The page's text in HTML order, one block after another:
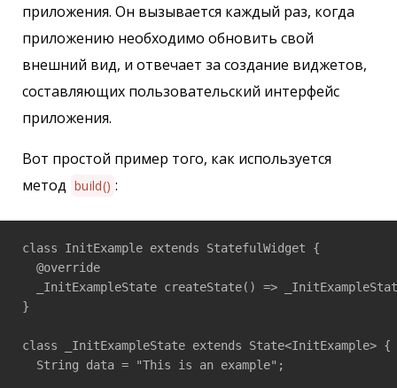
приложения. Он вызывается каждый раз, когда
приложению необходимо обновить свой
внешний вид, и отвечает за создание виджетов,
составляющих пользовательский интерфейс
приложения.
Вот простой пример того, как используется
метод build() :
class InitExample extends StatefulWidget {
  @override
_InitExampleState createState() =>
}
class _InitExampleState extends State<InitExample> {
  String data = "This is an example";